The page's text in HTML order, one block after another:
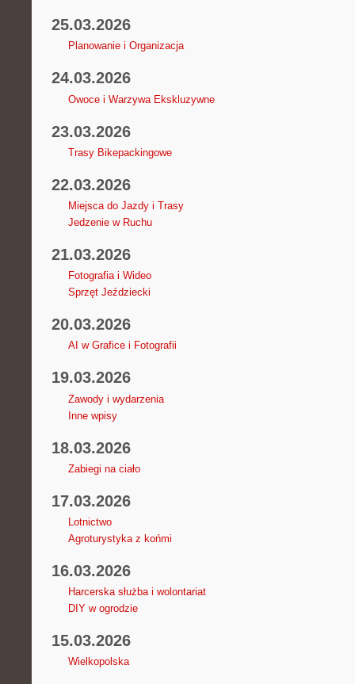
25.03.2026
Planowanie i Organizacja
24.03.2026
Owoce i Warzywa Ekskluzywne
23.03.2026
Trasy Bikepackingowe
22.03.2026
Miejsca do Jazdy i Trasy
Jedzenie w Ruchu
21.03.2026
Fotografia i Wideo
Sprzęt Jeździecki
20.03.2026
AI w Grafice i Fotografii
19.03.2026
Zawody i wydarzenia
Inne wpisy
18.03.2026
Zabiegi na ciało
17.03.2026
Lotnictwo
Agroturystyka z końmi
16.03.2026
Harcerska służba i wolontariat
DIY w ogrodzie
15.03.2026
Wielkopolska